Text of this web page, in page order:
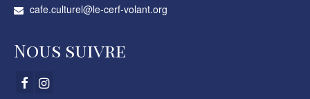
cafe.culturel@le-cerf-volant.org
Nous suivre